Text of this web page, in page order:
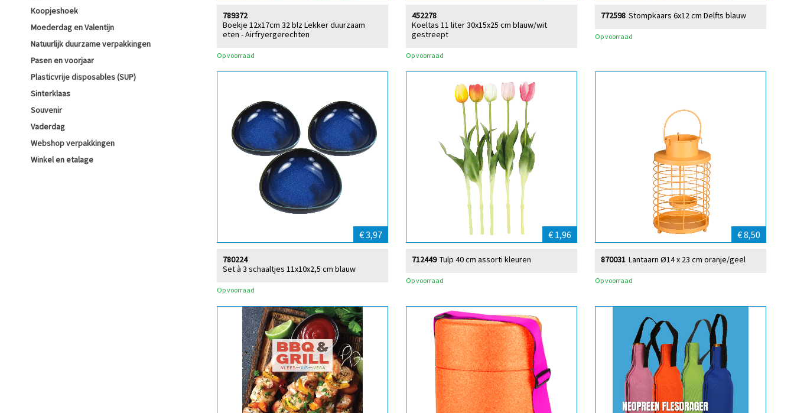
Koopjeshoek
Moederdag en Valentijn
Natuurlijk duurzame verpakkingen
Pasen en voorjaar
Plasticvrije disposables (SUP)
Sinterklaas
Souvenir
Vaderdag
Webshop verpakkingen
Winkel en etalage
Boekje 12x17cm 32 blz Lekker duurzaam
eten - Airfryergerechten
789372
Op voorraad
Koeltas 11 liter 30x15x25 cm blauw/wit
gestreept
452278
Op voorraad
Stompkaars 6x12 cm Delfts blauw
772598
Op voorraad
€ 3,97
Set à 3 schaaltjes 11x10x2,5 cm blauw
780224
Op voorraad
€ 1,96
Tulp 40 cm assorti kleuren
712449
Op voorraad
€ 8,50
Lantaarn Ø14 x 23 cm oranje/geel
870031
Op voorraad